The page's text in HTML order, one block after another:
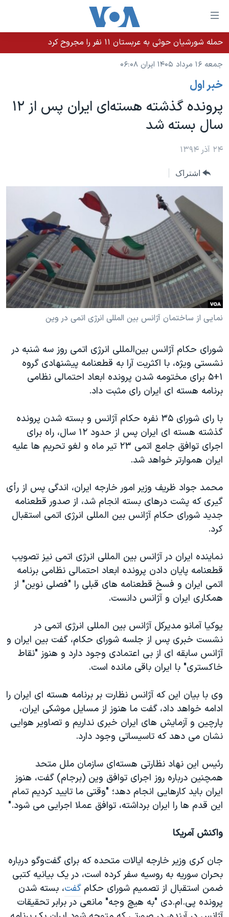
لینکهای
قابل
دسترسی
جهش
محتوای
اصلی
جهش
به
صفحه
جهش
به
خانه
نسخه سبک وب‌سایت
موضوع ها
ایران
آمریکا
جهان
ویژه برنامه‌ها
ویدیوها
فرهنگ و زندگی
حقوق شهروندی
اقتصادی
علم و فناوری
آرشیو پخش زنده
برنامه های تلویزیونی
جدول برنامه ها
صفحه‌های ویژه
بایگانی برنامه‌های تلویزیونی
مستندها
انتخابات ریاست جمهوری آمریکا ۲۰۲۴
حمله جمهوری اسلامی به اسرائیل
رمز مهسا
ورزش زنان در ایران
مجموعه مستندهای دادخواهی
تریبونال مردمی آبان ۹۸
دادگاه حمید نوری
قانون شفافیت دارائی کادر رهبری ایران
اعتراضات مردمی آبان ۹۸
اسرائیل در جنگ
همایش محافظه‌کاران آمریکا «سی‌پک»
صفحه‌های ویژه
سفر پرزیدنت ترامپ به چین
فرکانس‌های صدای آمریکا
پخش رادیویی
یادگیری زبان انگلیسی
دنبال کنید
زبانهای مختلف
حمله شورشیان حوثی به عربستان ۱۱ نفر را مجروح کرد
جمعه ۱۶ مرداد ۱۴۰۵ ایران ۰۶:۰۸
خبر اول
پرونده گذشته هسته‌ای ایران پس از ۱۲
سال بسته شد
۲۴ آذر ۱۳۹۴
اشتراک
نمایی از ساختمان آژانس بین المللی انرژی اتمی در وین
شورای حکام آژانس بین‌المللی انرژی اتمی روز سه شنبه در
نشستی ویژه، با اکثریت آرا به قطعنامه پیشنهادی گروه
۱+۵ برای مختومه شدن پرونده ابعاد احتمالی نظامی
برنامه هسته ای ایران رای مثبت داد.
با رای شورای ۳۵ نفره حکام آژانس و بسته شدن پرونده
گذشته هسته ای ایران پس از حدود ۱۲ سال، راه برای
اجرای توافق جامع اتمی ۲۳ تیر ماه و لغو تحریم ها علیه
ایران هموارتر خواهد شد.
محمد جواد ظریف وزیر امور خارجه ایران، اندگی پس از رأی
گیری که پشت درهای بسته انجام شد، از صدور قطعنامه
جدید شورای حکام آژانس بین المللی انرژی اتمی استقبال
کرد.
نماینده ایران در آژانس بین المللی انرژی اتمی نیز تصویب
قطعنامه پایان دادن پرونده ابعاد احتمالی نظامی برنامه
اتمی ایران و فسخ قطعنامه های قبلی را "فصلی نوین" از
همکاری ایران و آژانس دانست.
یوکیا آمانو مدیرکل آژانس بین المللی انرژی اتمی در
نشست خبری پس از جلسه شورای حکام، گفت بین ایران و
آژانس سابقه ای از بی اعتمادی وجود دارد و هنوز "نقاط
خاکستری" با ایران باقی مانده است.
وی با بیان این که آژانس نظارت بر برنامه هسته ای ایران را
ادامه خواهد داد، گفت ما هنوز از مسایل موشکی ایران،
پارچین و آزمایش های ایران خبری نداریم و تصاویر هوایی
نشان می دهد که تاسیساتی وجود دارد.
رئیس این نهاد نظارتی هسته‌ای سازمان ملل متحد
همچنین درباره روز اجرای توافق وین (برجام) گفت، هنوز
ایران باید کارهایی انجام دهد؛ "وقتی ما تایید کردیم تمام
این قدم ها را ایران برداشته، توافق عملا اجرایی می شود."
واکنش آمریکا
جان کری وزیر خارجه ایالات متحده که برای گفت‌وگو درباره
بحران سوریه به روسیه سفر کرده است، در یک بیانیه کتبی
ضمن استقبال از تصمیم شورای حکام گفت، بسته شدن
پرونده پی.ام.دی "به هیچ وجه" مانعی در برابر تحقیقات